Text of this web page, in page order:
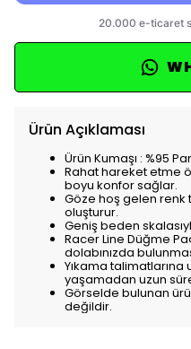
Ürün Açıklaması
Ürün Kumaşı : %95
Rahat hareket etme
boyu konfor sağlar.
Göze hoş gelen renk
oluşturur.
Geniş beden
Racer Line Düğme
dolabınızda
Yıkama
yaşamadan uzun
Görselde bulunan
değildir.